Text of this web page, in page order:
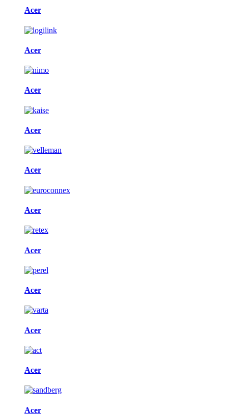
Acer
Acer
Acer
Acer
Acer
Acer
Acer
Acer
Acer
Acer
Acer